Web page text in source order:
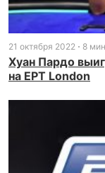
21 октября 2022 8
Хуан Пардо
на EPT London